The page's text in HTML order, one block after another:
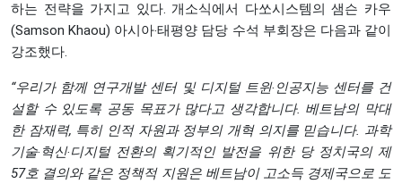
하는 전략을 가지고 있다. 개소식에서 다쏘시스템의 샘슨 카우
(Samson Khaou) 아시아‧태평양 담당 수석 부회장은 다음과 같이
강조했다.
“우리가 함께 연구개발 센터 및 디지털 트윈‧ 인공지능 센터를 건
설할 수 있도록 공동 목표가 많다고 생각합니다. 베트남의 막대
한 잠재력, 특히 인적 자원과 정부의 개혁 의지를 믿습니다. 과학
기술‧ 혁신‧디지털 전환의 획기적인 발전을 위한 당 정치국의 제
57호 결의와 같은 정책적 지원은 베트남이 고소득 경제국으로 도